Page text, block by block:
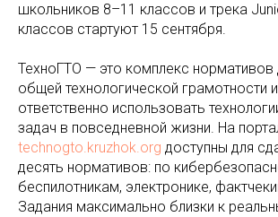
школьников 8–11 классов и трека
классов стартуют 15 сентября.
ТехноГТО — это комплекс нормативов
общей технологической грамотности
ответственно использовать
задач в повседневной жизни. На
technogto.kruzhok.org доступны для
десять нормативов: по
беспилотникам, электронике,
Задания максимально близки к